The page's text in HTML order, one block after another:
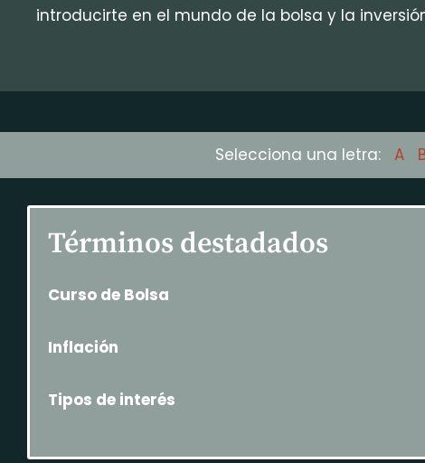
introducirte en el mundo de la bolsa y la
Selecciona una letra: A
Términos destadados
Curso de Bolsa
Inflación
Tipos de interés